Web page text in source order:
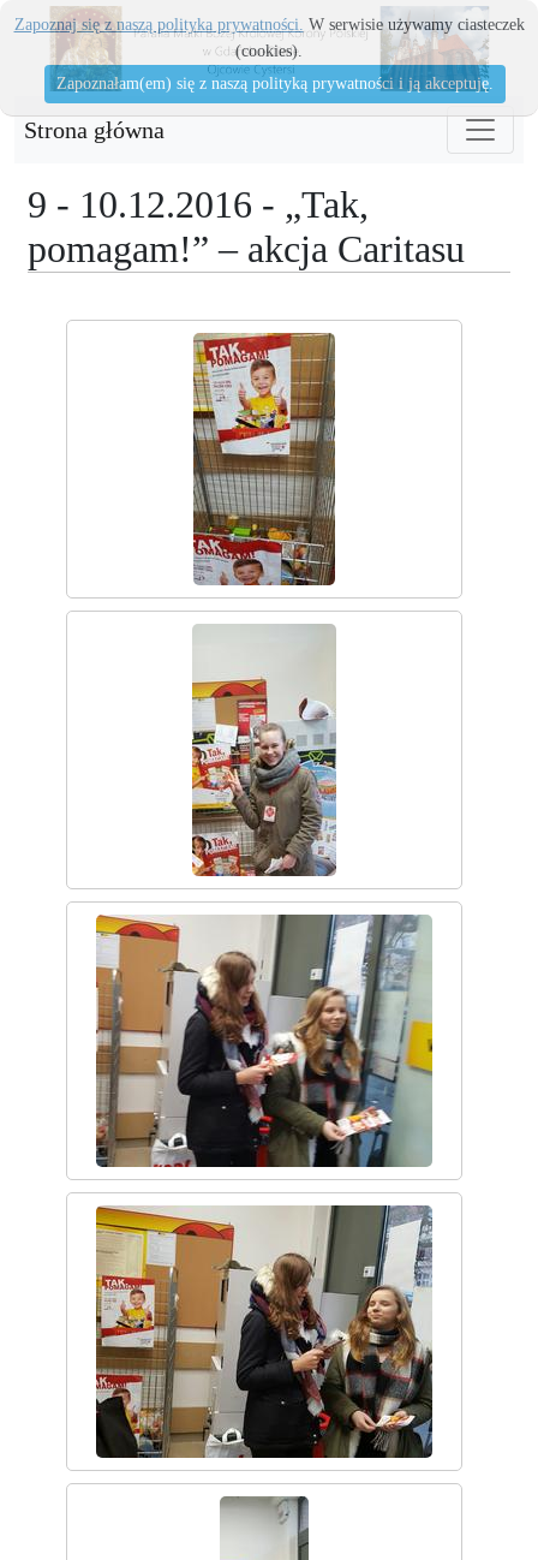
Strona główna
9 - 10.12.2016 - „Tak,
pomagam!” – akcja Caritasu
Zapoznaj się z naszą polityka prywatności. W serwisie używamy ciasteczek
(cookies).
Zapoznałam(em) się z naszą polityką prywatności i ją akceptuję.